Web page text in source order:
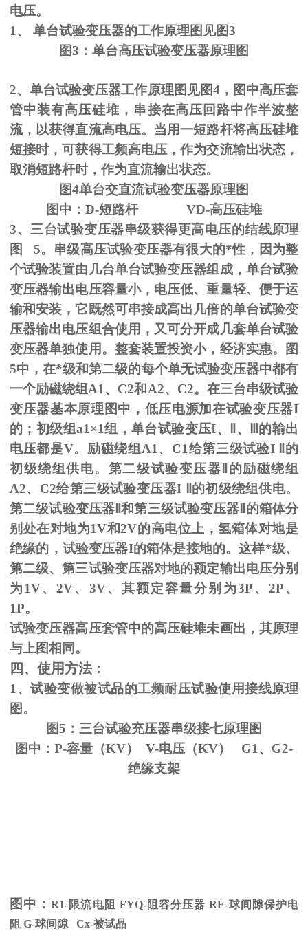
电压。
1、 单台试验变压器的工作原理图见图3
图3 ：单台高压试验变压器原理图
2、单台试验变压器工作原理图见图4 ，图中高压套
管中装有高压硅堆，串接在高压回路中作半波整
流，以获得直流高电压。当用一短路杆将高压硅堆
短接时，可获得工频高电压，作为交流输出状态，
取消短路杆时，作为直流输出状态。
图4单台交直流试验变压器原理图
图中： D-短路杆 VD-高压硅堆
3、三台试验变压器串级获得更高电压的结线原理
图 5。串级高压试验变压器有很大的*性，因为整
个试验装置由几台单台试验变压器组成，单台试验
变压器输出电压容量小，电压低、重量轻、便于运
输和安装，它既然可串接成高出几倍的单台试验变
压器输出电压组合使用，又可分开成几套单台试验
变压器单独使用。整套装置投资小，经济实惠。图
5中，在*级和第二级的每个单无试验变压器中都有
一个励磁绕组 A1 、 C2和 A2、 C2。在三台串级试验
变压器基本原理图中，低压电源加在试验变压器I
的；初级组a1×1组，单台试验变压I、 、
的输出
电压都是V。励磁绕组 A1 、 C1给第三级试验I
Ⅱ的
初级绕组供电。第二级试验变压器Ⅱ的励磁绕组
A2、C2给第三级试验变压器I Ⅱ的初级绕组供电。
第二级试验变压器Ⅱ和第三级试验变压器Ⅱ的箱体分
别处在对地为1V和2V的高电位上，氢箱体对地是
绝缘的，试验变压器I的箱体是接地的。这样*级、
第二级、第三试验变压器对地的额定输出电压分别
为1V、2V、3V、其额定容量分别为3P、2P、
1P。
试验变压器高压套管中的高压硅堆未画出，其原理
与上图相同。
四、使用方法：
1、试验变做被试品的工频耐压试验使用接线原理
图。
图5：三台试验充压器串级接七原理图
图中：P-容量（KV） V-电压（KV） G1、G2-
绝缘支架
图中：R1-限流电阻 FYQ-阻容分压器RF-球间隙保护电
阻 G-球间隙 Cx-被试品